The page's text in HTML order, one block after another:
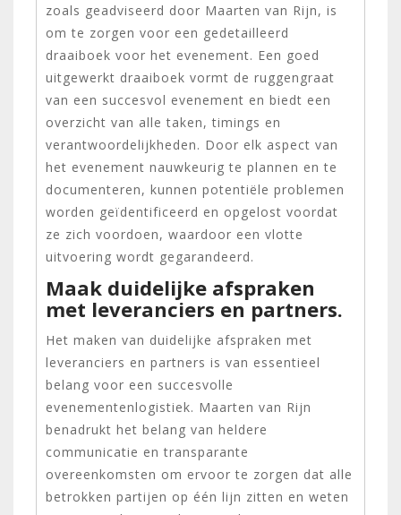
zoals geadviseerd door Maarten van Rijn, is
om te zorgen voor een gedetailleerd
draaiboek voor het evenement. Een goed
uitgewerkt draaiboek vormt de ruggengraat
van een succesvol evenement en biedt een
overzicht van alle taken, timings en
verantwoordelijkheden. Door elk aspect van
het evenement nauwkeurig te plannen en te
documenteren, kunnen potentiële problemen
worden geïdentificeerd en opgelost voordat
ze zich voordoen, waardoor een vlotte
uitvoering wordt gegarandeerd.
Maak duidelijke afspraken
met leveranciers en partners.
Het maken van duidelijke afspraken met
leveranciers en partners is van essentieel
belang voor een succesvolle
evenementenlogistiek. Maarten van Rijn
benadrukt het belang van heldere
communicatie en transparante
overeenkomsten om ervoor te zorgen dat alle
betrokken partijen op één lijn zitten en weten